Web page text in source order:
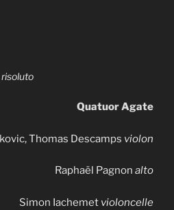
Quatuor Agate
Thomas Descamps violon
Raphaël Pagnon alto
Simon Iachemet violoncelle